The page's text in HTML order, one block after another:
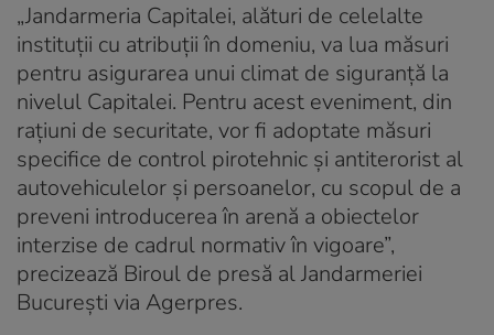
„Jandarmeria Capitalei, alături de celelalte
instituţii cu atribuţii în domeniu, va lua măsuri
pentru asigurarea unui climat de siguranţă la
nivelul Capitalei. Pentru acest eveniment, din
raţiuni de securitate, vor fi adoptate măsuri
specifice de control pirotehnic şi antiterorist al
autovehiculelor şi persoanelor, cu scopul de a
preveni introducerea în arenă a obiectelor
interzise de cadrul normativ în vigoare”,
precizează Biroul de presă al Jandarmeriei
Bucureşti via Agerpres.